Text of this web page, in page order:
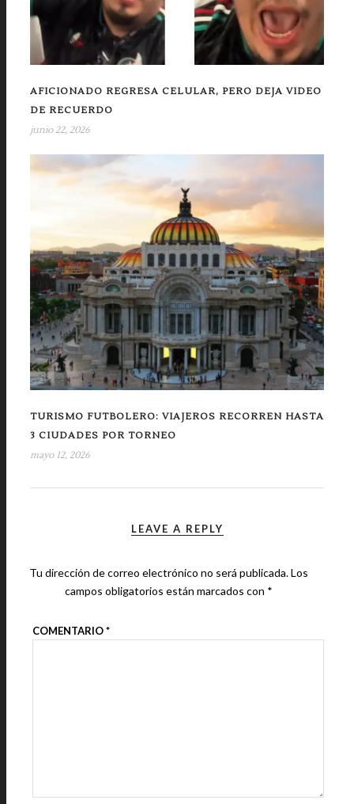
AFICIONADO REGRESA CELULAR, PERO DEJA VIDEO
DE RECUERDO
junio 22, 2026
TURISMO FUTBOLERO: VIAJEROS RECORREN HASTA
3 CIUDADES POR TORNEO
mayo 12, 2026
LEAVE A REPLY
Tu dirección de correo electrónico no será publicada.Los
campos obligatorios están marcados con *
COMENTARIO*